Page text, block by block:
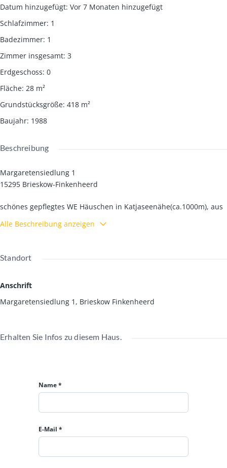
Datum hinzugefügt: Vor 7 Monaten hinzugefügt
Schlafzimmer: 1
Badezimmer: 1
Zimmer insgesamt: 3
Erdgeschoss: 0
Fläche: 28 m²
Grundstücksgröße: 418 m²
Baujahr: 1988
Beschreibung
Margaretensiedlung 1
15295 Brieskow-Finkenheerd
schönes gepflegtes WE Häuschen in Katjaseenähe(ca.1000m), aus
Alle Beschreibung anzeigen
Standort
Anschrift
Margaretensiedlung 1, Brieskow Finkenheerd
Erhalten Sie Infos zu diesem Haus.
Name *
E-Mail *